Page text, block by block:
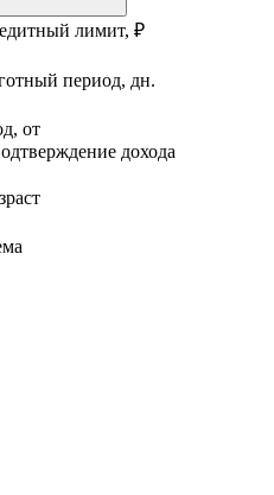
лимит, ₽
период, дн.
от
дохода